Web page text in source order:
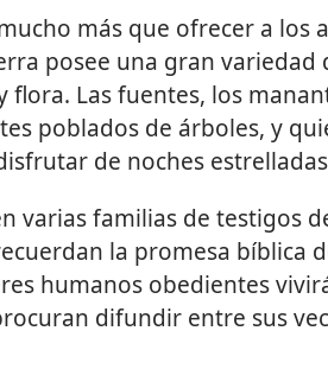
más que ofrecer a los
posee una gran variedad
flora. Las fuentes, los
poblados de árboles, y
de noches
varias familias de testigos
la promesa bíblica
humanos obedientes
difundir entre sus